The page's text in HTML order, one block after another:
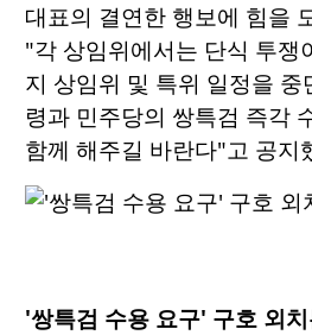
대표의 결연한 행보에 힘을
"각 상임위에서는 단식 투쟁
지 상임위 및 특위 일정을
령과 민주당의 쌍특검 즉각
함께 해주길 바란다"고 공지
'쌍특검 수용 요구' 구호 외